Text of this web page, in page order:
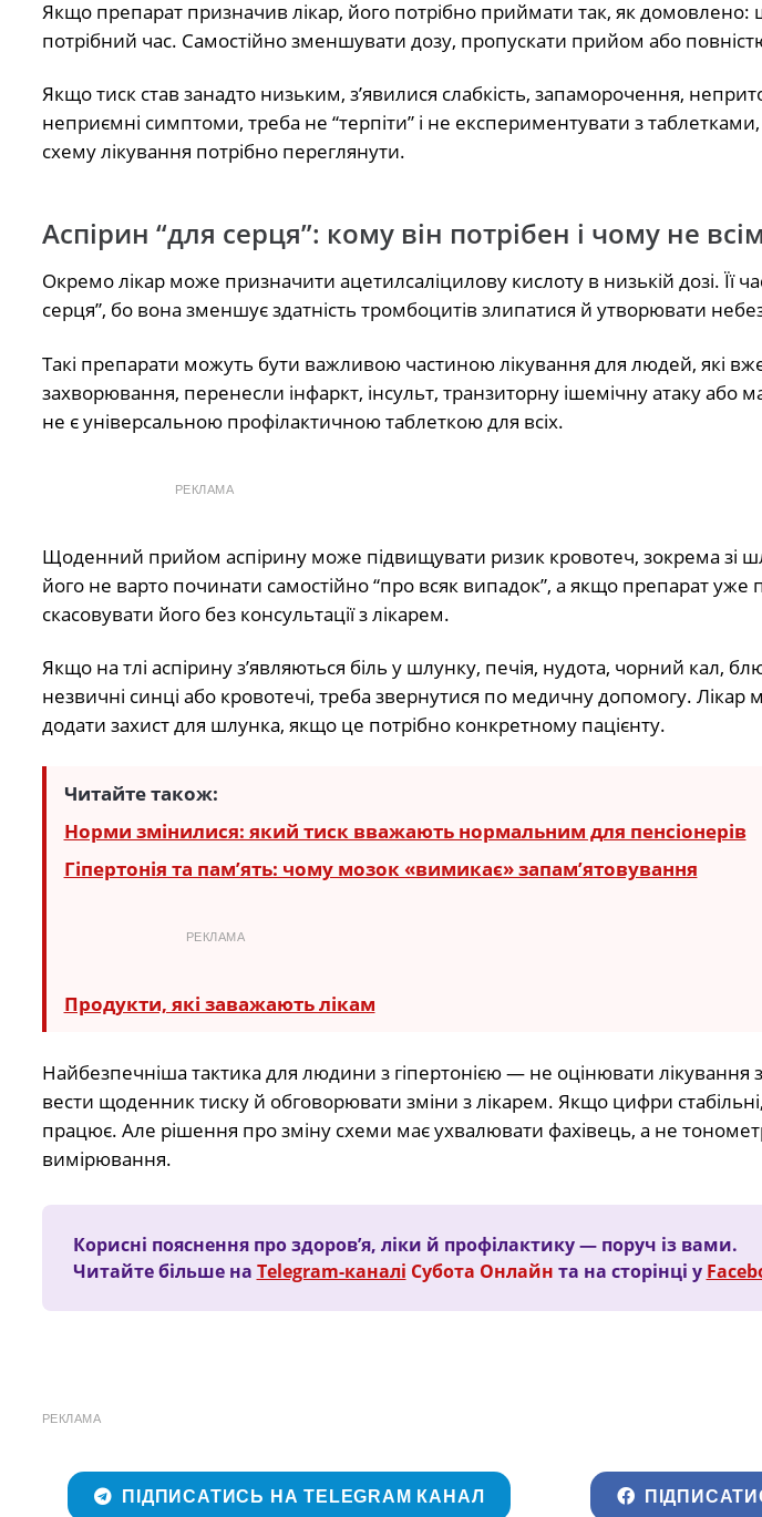
Якщо препарат призначив лікар, його потрібно приймати так, як домовлено:
потрібний час. Самостійно зменшувати дозу, пропускати прийом або
Якщо тиск став занадто низьким, з’явилися слабкість, запаморочення,
неприємні симптоми, треба не “терпіти” і не експериментувати з
схему лікування потрібно переглянути.
Аспірин “для серця”: кому він потрібен і чому не всім
Окремо лікар може призначити ацетилсаліцилову кислоту в низькій дозі. Її
серця”, бо вона зменшує здатність тромбоцитів злипатися й утворювати
Такі препарати можуть бути важливою частиною лікування для людей, які
захворювання, перенесли інфаркт, інсульт, транзиторну ішемічну атаку або
не є універсальною профілактичною таблеткою для всіх.
РЕКЛАМА
Щоденний прийом аспірину може підвищувати ризик кровотеч, зокрема зі
його не варто починати самостійно “про всяк випадок”, а якщо препарат
скасовувати його без консультації з лікарем.
Якщо на тлі аспірину з’являються біль у шлунку, печія, нудота, чорний кал,
незвичні синці або кровотечі, треба звернутися по медичну допомогу.
додати захист для шлунка, якщо це потрібно конкретному пацієнту.
Читайте також:
Норми змінилися: який тиск вважають нормальним для пенсіонерів
Гіпертонія та пам’ять: чому мозок «вимикає» запам’ятовування
РЕКЛАМА
Продукти, які заважають лікам
Найбезпечніша тактика для людини з гіпертонією — не оцінювати
вести щоденник тиску й обговорювати зміни з лікарем. Якщо цифри
працює. Але рішення про зміну схеми має ухвалювати фахівець, а не
вимірювання.
Корисні пояснення про здоров’я, ліки й профілактику — поруч із вами.
Читайте більше на Telegram-каналі Субота Онлайн та на сторінці у
РЕКЛАМА
ПІДПИСАТИСЬ НА TELEGRAM КАНАЛ